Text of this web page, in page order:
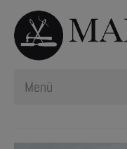
Menü